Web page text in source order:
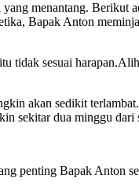
menantang. Berikut
Bapak Anton
tidak sesuai
akan sedikit
sekitar dua minggu
penting Bapak Anton